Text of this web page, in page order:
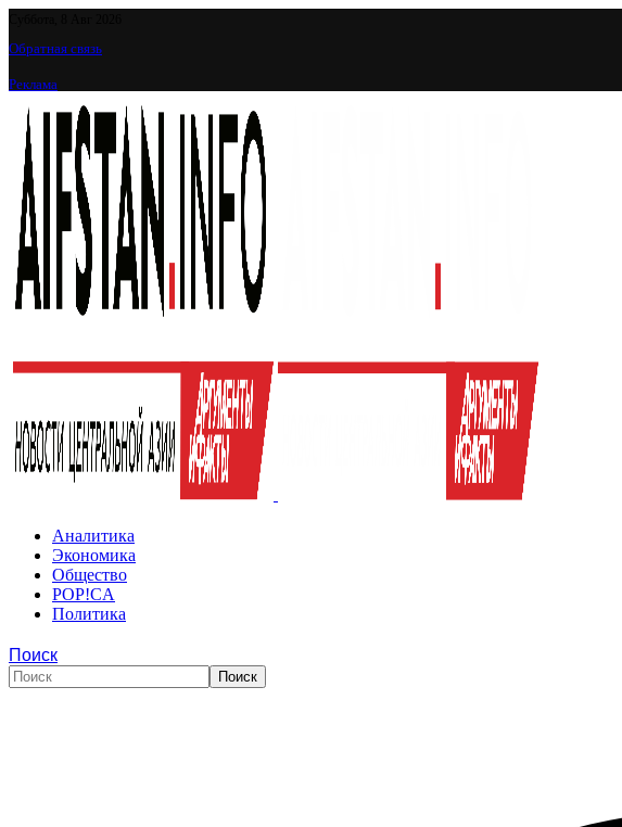
Обратная связь
Реклама
Аналитика
Экономика
Общество
POP!CA
Политика
Поиск